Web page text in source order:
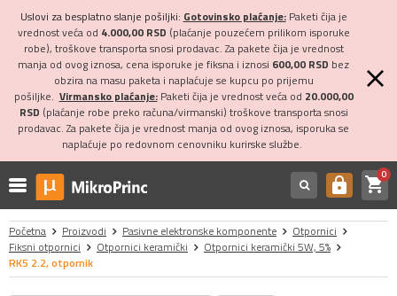
Uslovi za besplatno slanje pošiljki: Gotovinsko plaćanje:Paketi čija je
vrednost veća od 4.000,00 RSD (plaćanje pouzećem prilikom isporuke
robe), troškove transporta snosi prodavac. Za pakete čija je vrednost
manja od ovog iznosa, cena isporuke je fiksna i iznosi 600,00 RSD bez
obzira na masu paketa i naplaćuje se kupcu po prijemu
pošiljke. Virmansko plaćanje:Paketi čija je vrednost veća od 20.000,00
RSD (plaćanje robe preko računa/virmanski) troškove transporta snosi
prodavac. Za pakete čija je vrednost manja od ovog iznosa, isporuka se
naplaćuje po redovnom cenovniku kurirske službe.
https shopping_cart0
Početna Proizvodi Pasivne elektronske komponente
Otpornici
Fiksni otpornici
Otpornici keramički
Otpornici keramički 5W, 5%
RK5 2.2, otpornik